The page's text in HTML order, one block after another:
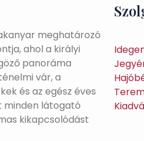
meghatározó
ahol a királyi
panoráma
vár, a
és az egész éves
látogató
kikapcsolódást